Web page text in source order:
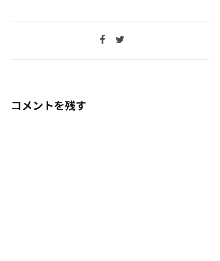
コメントを残す